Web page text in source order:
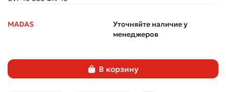
MADAS
Уточняйте наличие у
менеджеров
В корзину